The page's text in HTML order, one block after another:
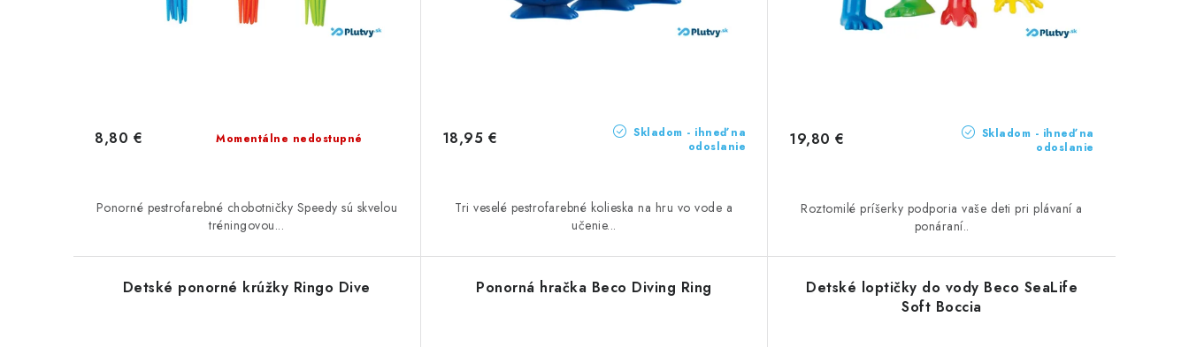
Momentálne nedostupné
8,80 €
Ponorné pestrofarebné chobotničky Speedy sú skvelou
tréningovou...
Skladom - ihneď na
odoslanie
18,95 €
Tri veselé pestrofarebné kolieska na hru vo vode a
učenie...
Skladom - ihneď na
odoslanie
19,80 €
Roztomilé príšerky podporia vaše deti pri plávaní a
ponáraní..
Detské ponorné krúžky Ringo Dive Ponorná hračka Beco Diving Ring
Detské loptičky do vody Beco SeaLife
Soft Boccia